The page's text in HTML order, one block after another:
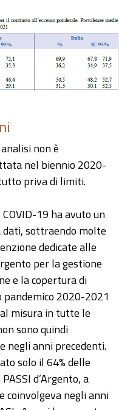
non è
nel biennio 2020-
priva di limiti.
19 ha avuto un
sottraendo molte
dedicate alle
per la gestione
e la copertura di
2020-2021
misura in tutte le
sono quindi
negli anni precedenti.
solo il 64% delle
d’Argento, a
coinvolgeva negli anni